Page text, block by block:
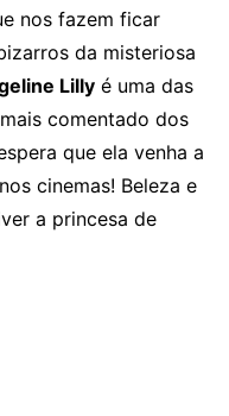
nos fazem ficar
da misteriosa
Lilly é uma das
comentado dos
que ela venha a
nos cinemas! Beleza e
a princesa de